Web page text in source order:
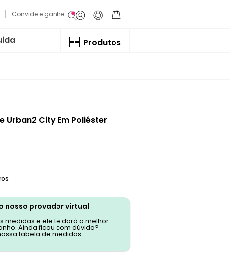
Convide e ganhe
Produtos
Urban2 City Em Poliéster
nosso provador virtual
medidas e ele te dará a melhor
Ainda ficou com dúvida?
tabela de medidas.